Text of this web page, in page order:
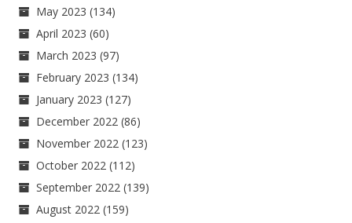
May 2023 (134)
April 2023 (60)
March 2023 (97)
February 2023 (134)
January 2023 (127)
December 2022 (86)
November 2022 (123)
October 2022 (112)
September 2022 (139)
August 2022 (159)